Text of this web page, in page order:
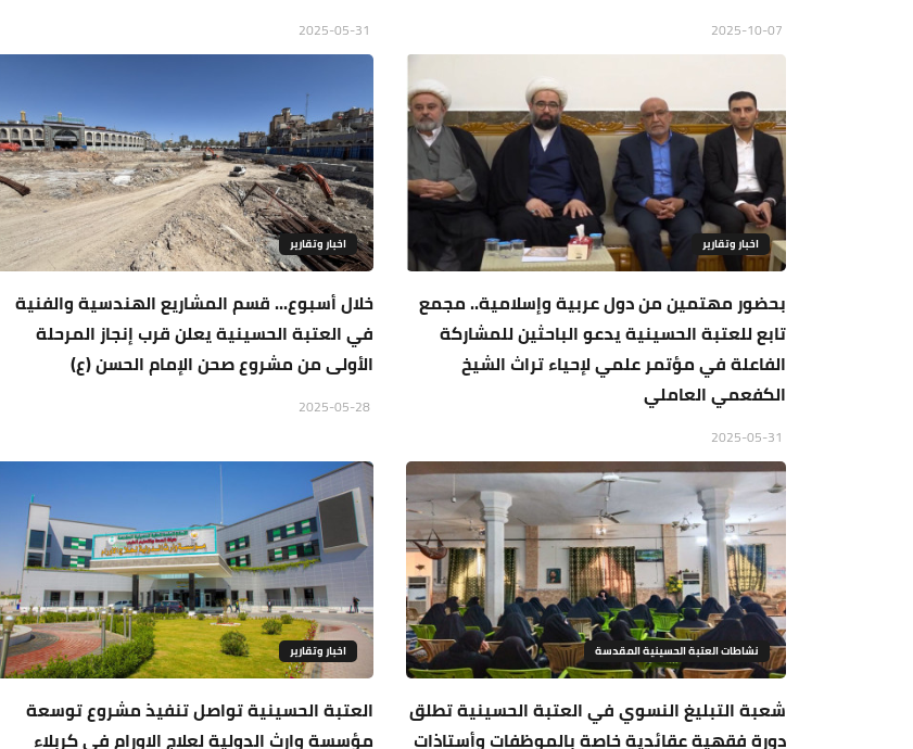
اخبار وتقارير
بحضور مهتمين من دول عربية وإسلامية.. مجمع
تابع للعتبة الحسينية يدعو الباحثين للمشاركة
الفاعلة في مؤتمر علمي لإحياء تراث الشيخ
الكفعمي العاملي
اخبار وتقارير
خلال أسبوع... قسم المشاريع الهندسية والفنية
في العتبة الحسينية يعلن قرب إنجاز المرحلة
الأولى من مشروع صحن الإمام الحسن (ع)
نشاطات العتبة الحسينية المقدسة
شعبة التبليغ النسوي في العتبة الحسينية تطلق
دورة فقهية عقائدية خاصة بالموظفات وأستاذات
اخبار وتقارير
العتبة الحسينية تواصل تنفيذ مشروع توسعة
مؤسسة وارث الدولية لعلاج الاورام في كربلاء